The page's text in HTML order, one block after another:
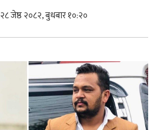
२८ जेष्ठ २०८२, बुधबार १०:२०